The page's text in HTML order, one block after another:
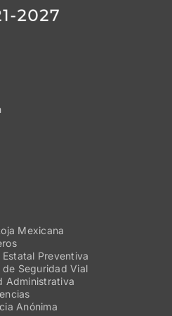
Mexicana
Estatal Preventiva
de Seguridad Vial
Administrativa
Anónima